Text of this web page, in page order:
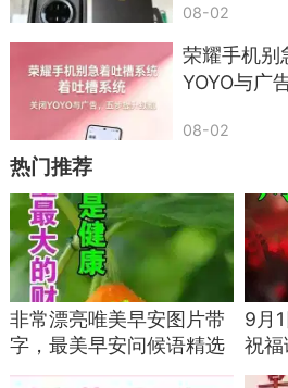
08-02
荣耀手机别
YOYO与广
08-02
热门推荐
非常漂亮唯美早安图片带
字，最美早安问候语精选
关心亲友祝福语
9月
祝
快